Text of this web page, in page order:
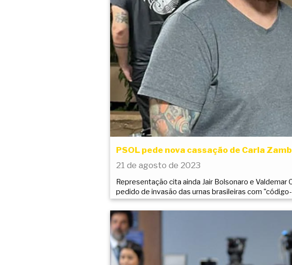
PSOL pede nova cassação de Carla
21 de agosto de 2023
Representação cita ainda Jair Bolsonaro e
pedido de invasão das urnas brasileiras com